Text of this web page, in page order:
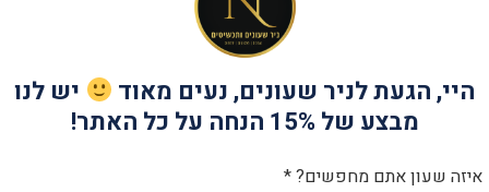
קטגוריות:
היי, הגעת לניר שעונים, נעים מאוד
יש לנו
מבצע של 15% הנחה על כל האתר!
איזה שעון אתם מחפשים? *